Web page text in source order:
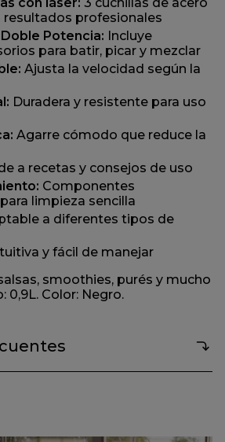
resultados profesionales
Potencia: Incluye
para batir, picar y mezclar
Ajusta la velocidad según la
Duradera y resistente para uso
Agarre cómodo que reduce la
a recetas y consejos de uso
Componentes
limpieza sencilla
a diferentes tipos de
y fácil de manejar
smoothies, purés y mucho
0,9L. Color: Negro.